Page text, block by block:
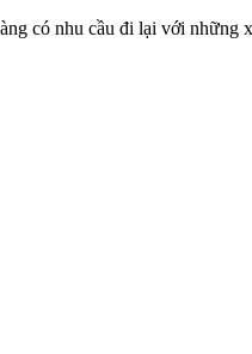
có nhu cầu đi lại với những